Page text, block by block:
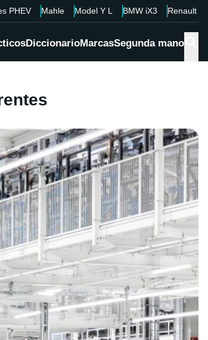
PHEV Mahle Model Y L BMW iX3 Renault
DiccionarioMarcasSegunda mano